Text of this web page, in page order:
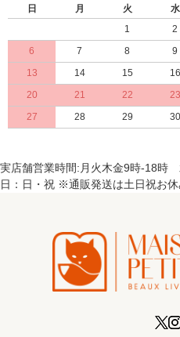
日
月 火 水
1
2
6
7 8 9
13
14 15 16
20
21 22 23
27
28 29 30
実店舗営業時間:月火木金9時-18
日：日・祝 ※通販発送は土日祝お休